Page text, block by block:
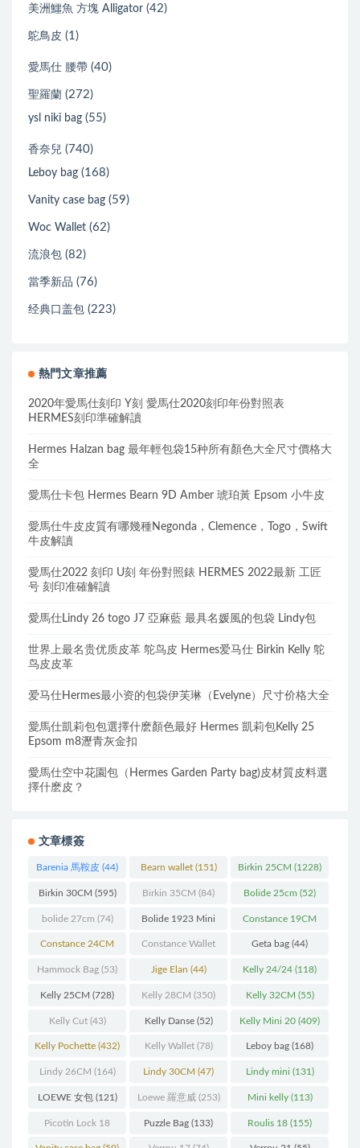
美洲鱷魚 方塊 Alligator (42)
鴕鳥皮 (1)
愛馬仕 腰帶 (40)
聖羅蘭 (272)
ysl niki bag (55)
香奈兒 (740)
Leboy bag (168)
Vanity case bag (59)
Woc Wallet (62)
流浪包 (82)
當季新品 (76)
经典口盖包 (223)
熱門文章推薦
2020年愛馬仕刻印 Y刻 愛馬仕2020刻印年份對照表
HERMES刻印準確解讀
Hermes Halzan bag 最年輕包袋15种所有顏色大全尺寸價格大
全
愛馬仕卡包 Hermes Bearn 9D Amber 琥珀黃 Epsom 小牛皮
愛馬仕牛皮皮質有哪幾種Negonda，Clemence，Togo，Swift
牛皮解讀
愛馬仕2022 刻印 U刻 年份對照錶 HERMES 2022最新 工匠
号 刻印准確解讀
愛馬仕Lindy 26 togo J7 亞麻藍 最具名媛風的包袋 Lindy包
世界上最名贵优质皮革 鸵鸟皮 Hermes爱马仕 Birkin Kelly 鸵
鸟皮皮革
爱马仕Hermes最小资的包袋伊芙琳（Evelyne）尺寸价格大全
愛馬仕凱莉包包選擇什麽顏色最好 Hermes 凱莉包Kelly 25
Epsom m8瀝青灰金扣
愛馬仕空中花園包（Hermes Garden Party bag)皮材質皮料選
擇什麽皮？
文章標簽
Barenia 馬鞍皮 (44) Bearn wallet(151) Birkin 25CM (1228)
Birkin 30CM (595) Birkin 35CM (84) Bolide 25cm (52)
bolide 27cm (74) Bolide 1923 Mini
(93)
Constance 19CM
(571)
Constance 24CM
(216)
Constance Wallet
(60)
Geta bag (44)
Hammock Bag (53) Jige Elan (44) Kelly 24/24 (118)
Kelly 25CM (728) Kelly 28CM (350) Kelly 32CM (55)
Kelly Cut(43) Kelly Danse(52) Kelly Mini 20 (409)
Kelly Pochette (432) Kelly Wallet(78) Leboy bag (168)
Lindy 26CM (164) Lindy 30CM (47) Lindy mini (131)
LOEWE 女包(121) Loewe 羅意威(253) Mini kelly(113)
Picotin Lock 18
(202)
Puzzle Bag (133) Roulis 18 (155)